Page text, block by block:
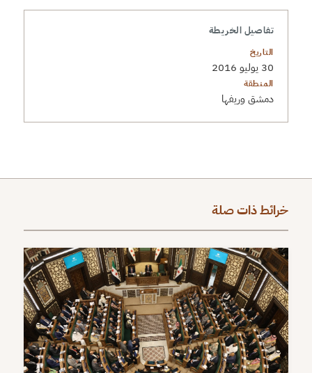
تفاصيل الخريطة
التاريخ
30 يوليو 2016
المنطقة
دمشق وريفها
خرائط ذات صلة